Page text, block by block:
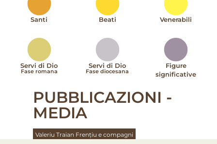
Santi Beati Venerabili
Servi di Dio
Fase romana
Servi di Dio
Fase diocesana
Figure
significative
PUBBLICAZIONI -
MEDIA
Valeriu Traian Frențiu e compagni